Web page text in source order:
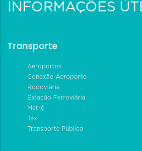
INFORMAÇÕES
Transporte
Aeroportos
Conexão Aeroporto
Rodoviária
Estação Ferroviária
Metrô
Táxi
Transporte Público